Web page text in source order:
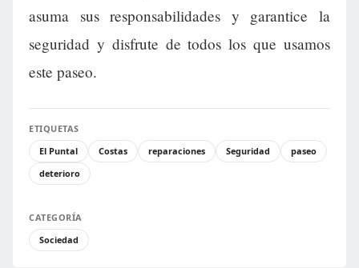
asuma sus responsabilidades y garantice la
seguridad y disfrute de todos los que usamos
este paseo.
ETIQUETAS
El Puntal
Costas reparaciones Seguridad
paseo
deterioro
CATEGORÍA
Sociedad